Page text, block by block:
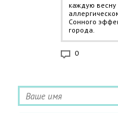
каждую весну
Сонного
города.
0